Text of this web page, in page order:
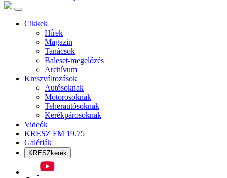
Cikkek
Hírek
Magazin
Tanácsok
Baleset-megelőzés
Archívum
Kreszváltozások
Autósoknak
Motorosoknak
Teherautósoknak
Kerékpárosoknak
Videók
KRESZ FM 19.75
Galériák
KRESZkerék